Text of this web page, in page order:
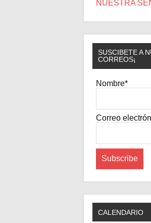
NUESTRA
SUSCIBETE A
CORREOS¡
Nombre*
Correo
CALENDARIO